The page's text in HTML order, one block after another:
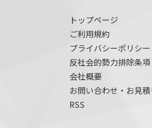
トップページ
ご利用規約
プライバシーポリシー
反社会的勢力排除条項
会社概要
お問い合わせ・お見積
RSS